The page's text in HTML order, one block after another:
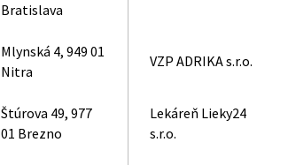
Bratislava
Mlynská 4, 949 01
Nitra
VZP ADRIKA s.r.o.
Štúrova 49, 977
01 Brezno
Lekáreň Lieky24
s.r.o.